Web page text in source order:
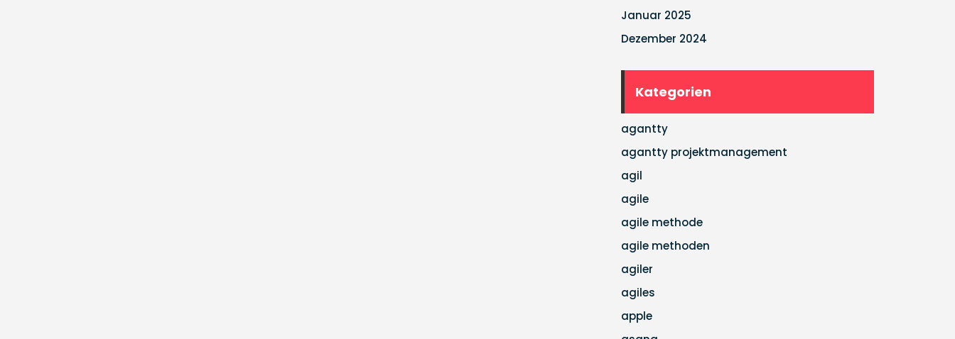
Januar 2025
Dezember 2024
Kategorien
agantty
agantty projektmanagement
agil
agile
agile methode
agile methoden
agiler
agiles
apple